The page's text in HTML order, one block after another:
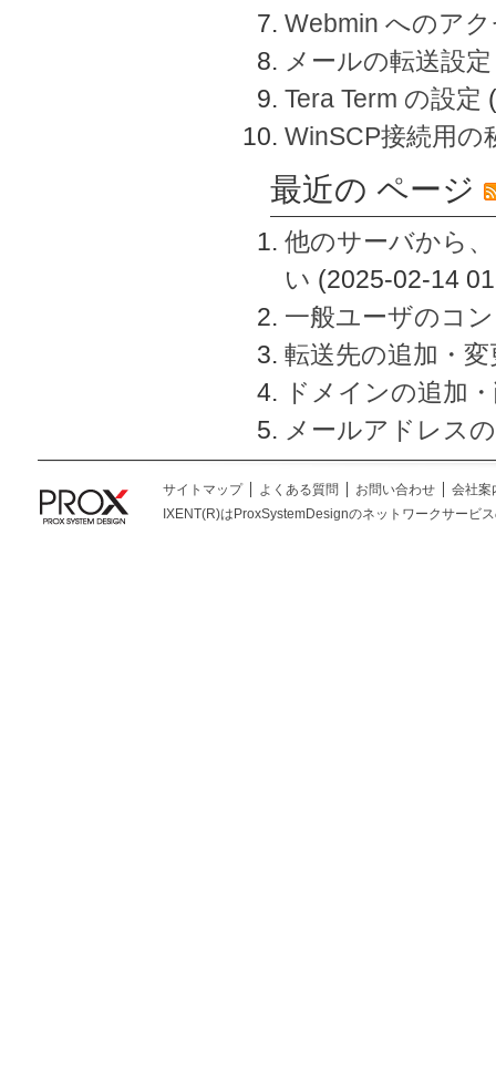
Webmin へのア
メールの転送設定
Tera Term の設定
WinSCP接続用の
最近の ページ
他のサーバから
い (2025-02-14
一般ユーザのコ
転送先の追加・
ドメインの追加
メールアドレス
サイトマップ よくある質問 お問い合わせ
会社案
IXENT(R)はProxSystemDesignのネットワークサービ